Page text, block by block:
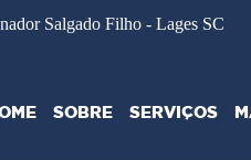
Salgado Filho - Lages SC
SOBRE SERVIÇOS